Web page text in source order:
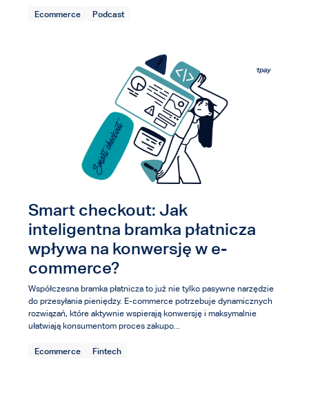
Ecommerce Podcast
Smart checkout: Jak
inteligentna bramka płatnicza
wpływa na konwersję w e-
commerce?
Współczesna bramka płatnicza to już nie tylko pasywne narzędzie
do przesyłania pieniędzy. E-commerce potrzebuje dynamicznych
rozwiązań, które aktywnie wspierają konwersję i maksymalnie
ułatwiają konsumentom proces zakupo...
Ecommerce Fintech